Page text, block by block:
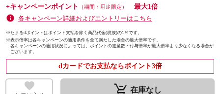
+キャンペーンポイント
（期間・用途限定）
最大1倍
各キャンペーン詳細およびエントリーはこちら
※たまるdポイントはポイント支払を除く商品代金(税抜)の1％です。
※表示倍率は各キャンペーンの適用条件を全て満たした場合の最大倍率です。
各キャンペーンの適用状況によっては、ポイントの進呈数・付与倍率が最大倍率より少なくなる場合が
ございます。
dカードでお支払ならポイント3倍
remove_shopping_cart 在庫なし